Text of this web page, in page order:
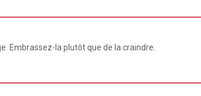
Embrassez-la plutôt que de la craindre.